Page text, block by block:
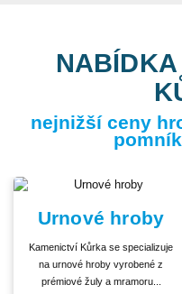
nejnižší ceny
Urnové hroby
Kamenictví Kůrka se specializuje
na urnové hroby vyrobené z
prémiové žuly a mramoru...